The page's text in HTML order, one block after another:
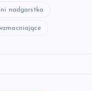
nadgarstka